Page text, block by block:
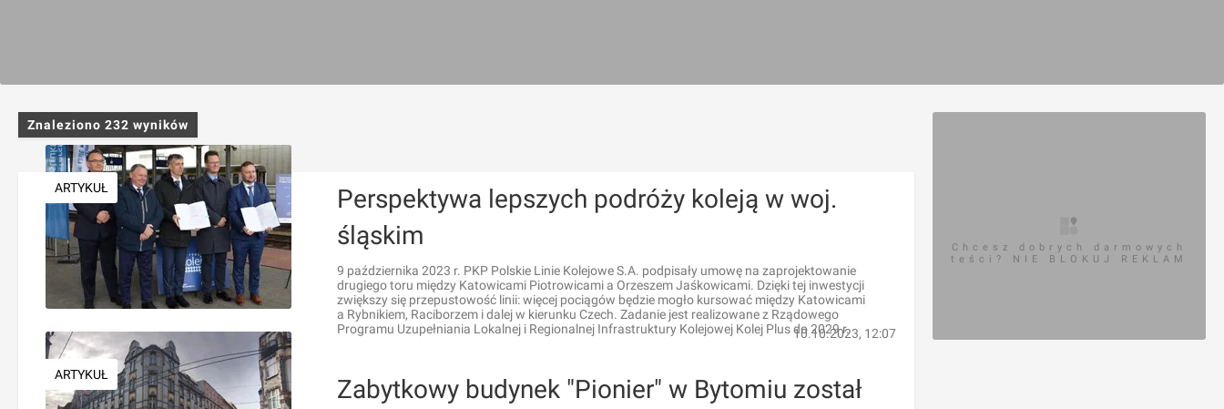
Znaleziono 232 wyników
ARTYKUŁ
Perspektywa lepszych podróży koleją w woj.
śląskim
9 października 2023 r. PKP Polskie Linie Kolejowe S.A. podpisały umowę na zaprojektowanie
drugiego toru między Katowicami Piotrowicami a Orzeszem Jaśkowicami. Dzięki tej inwestycji
zwiększy się przepustowość linii: więcej pociągów będzie mogło kursować między Katowicami
a Rybnikiem, Raciborzem i dalej w kierunku Czech. Zadanie jest realizowane z Rządowego
Programu Uzupełniania Lokalnej i Regionalnej Infrastruktury Kolejowej Kolej Plus do 2029 r.
10.10.2023, 12:07
ARTYKUŁ
Zabytkowy budynek "Pionier" w Bytomiu został
Chcesz dobrych darmowych
teści? NIE BLOKUJ REKLAM